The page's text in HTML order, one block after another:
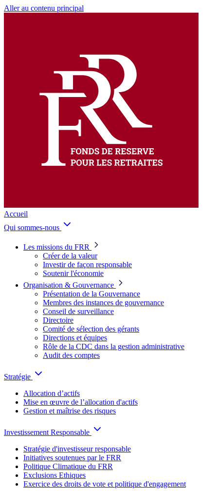
Aller au contenu principal
Accueil
Qui sommes-nous
Les missions du FRR
Créer de la valeur
Investir de façon responsable
Soutenir l'économie
Organisation & Gouvernance
Présentation de la Gouvernance
Membres des instances de gouvernance
Conseil de surveillance
Directoire
Comité de sélection des gérants
Directions et équipes
Rôle de la CDC dans la gestion administrative
Audit des comptes
Stratégie
Allocation d’actifs
Mise en œuvre de l’allocation d'actifs
Gestion et maîtrise des risques
Investissement Responsable
Stratégie d'investisseur responsable
Initiatives soutenues par le FRR
Politique Climatique du FRR
Exclusions Ethiques
Exercice des droits de vote et politique d'engagement